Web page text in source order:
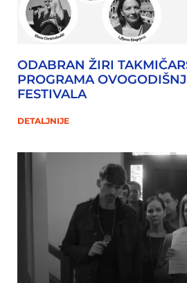
ODABRAN ŽIRI
PROGRAMA
FESTIVALA
DETALJNIJE